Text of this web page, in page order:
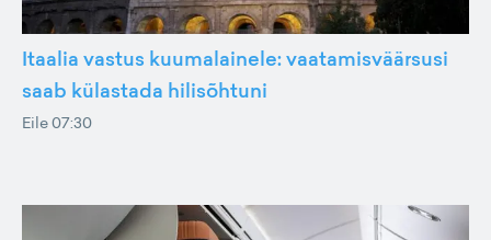
Itaalia vastus kuumalainele: vaatamisväärsusi
saab külastada hilisõhtuni
Eile 07:30